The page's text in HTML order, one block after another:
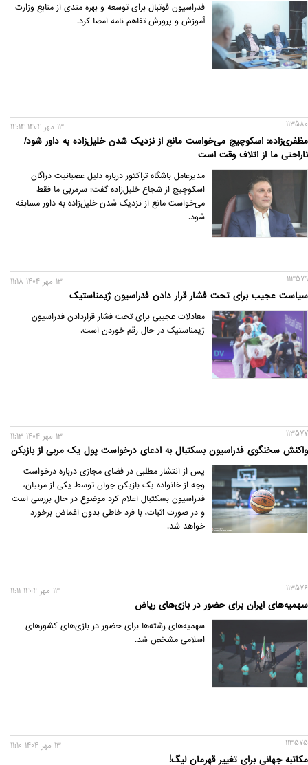
فدراسیون فوتبال برای توسعه و بهره مندی از منابع وزارت
آموزش و پرورش تفاهم نامه امضا کرد‌.
113580
مظفری‌زاده: اسکوچیچ می‌خواست مانع از نزدیک شدن خلیل‌زاده به داور شود/
ناراحتی ما از اتلاف وقت است
13 مهر 1404 14:14
مدیرعامل باشگاه تراکتور درباره دلیل عصبانیت دراگان
اسکوچیچ از شجاع خلیل‌زاده گفت: سرمربی ما فقط
می‌خواست مانع از نزدیک شدن خلیل‌زاده به داور مسابقه
شود.
113579
سیاست عجیب برای تحت فشار قرار دادن فدراسیون ژیمناستیک
13 مهر 1404 11:18
معادلات عجیبی برای تحت فشار قراردادن فدراسیون
ژیمناستیک در حال رقم خوردن است.
113577
واکنش سخنگوی فدراسیون بسکتبال به ادعای درخواست پول یک مربی از بازیکن
13 مهر 1404 11:13
پس از انتشار مطلبی در فضای مجازی درباره درخواست
وجه از خانواده یک بازیکن جوان توسط یکی از مربیان،
فدراسیون بسکتبال اعلام کرد موضوع در حال بررسی است
و در صورت اثبات، با فرد خاطی بدون اغماض برخورد
خواهد شد.
113576
سهمیه‌های ایران برای حضور در بازی‌های ریاض
13 مهر 1404 11:11
سهمیه‌های رشته‌ها برای حضور در بازی‌های کشورهای
اسلامی مشخص شد.
113575
مکاتبه جهانی برای تغییر قهرمان لیگ!
13 مهر 1404 11:10